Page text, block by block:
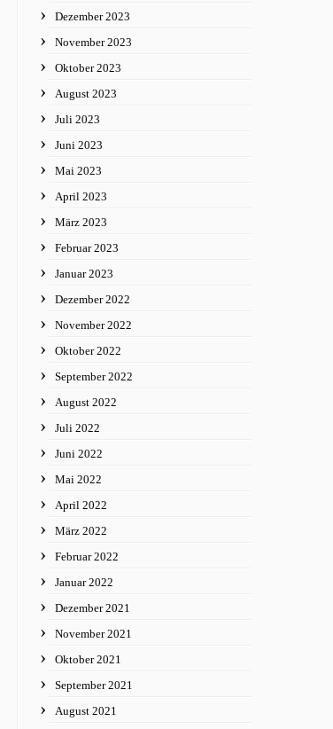
Dezember 2023
November 2023
Oktober 2023
August 2023
Juli 2023
Juni 2023
Mai 2023
April 2023
März 2023
Februar 2023
Januar 2023
Dezember 2022
November 2022
Oktober 2022
September 2022
August 2022
Juli 2022
Juni 2022
Mai 2022
April 2022
März 2022
Februar 2022
Januar 2022
Dezember 2021
November 2021
Oktober 2021
September 2021
August 2021